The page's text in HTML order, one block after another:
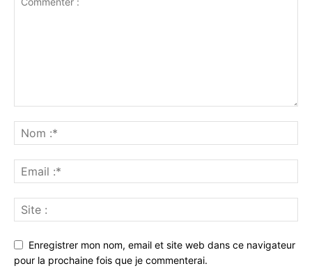
Enregistrer mon nom, email et site web dans ce navigateur
pour la prochaine fois que je commenterai.